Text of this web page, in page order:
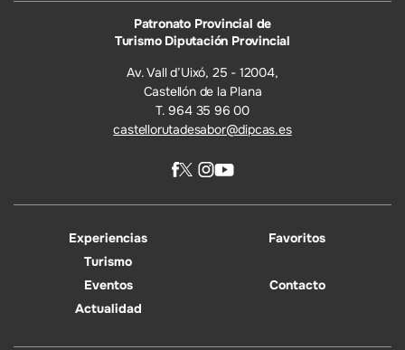
Patronato Provincial de
Turismo Diputación Provincial
Av. Vall d’Uixó, 25 - 12004,
Castellón de la Plana
T. 964 35 96 00
castellorutadesabor@dipcas.es
Experiencias
Turismo
Eventos
Actualidad
Favoritos
Contacto